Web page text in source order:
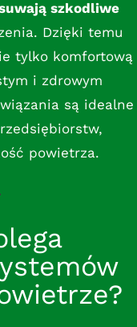
szkodliwe
Dzięki temu
tylko komfortową
i zdrowym
są idealne
powietrza.